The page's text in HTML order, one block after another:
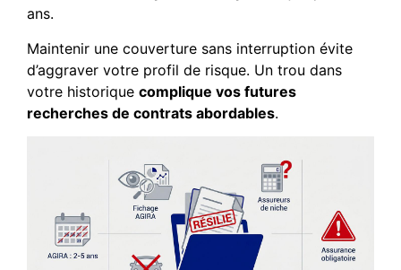
ans.
Maintenir une couverture sans interruption évite
d’aggraver votre profil de risque. Un trou dans
votre historique complique vos futures
recherches de contrats abordables.